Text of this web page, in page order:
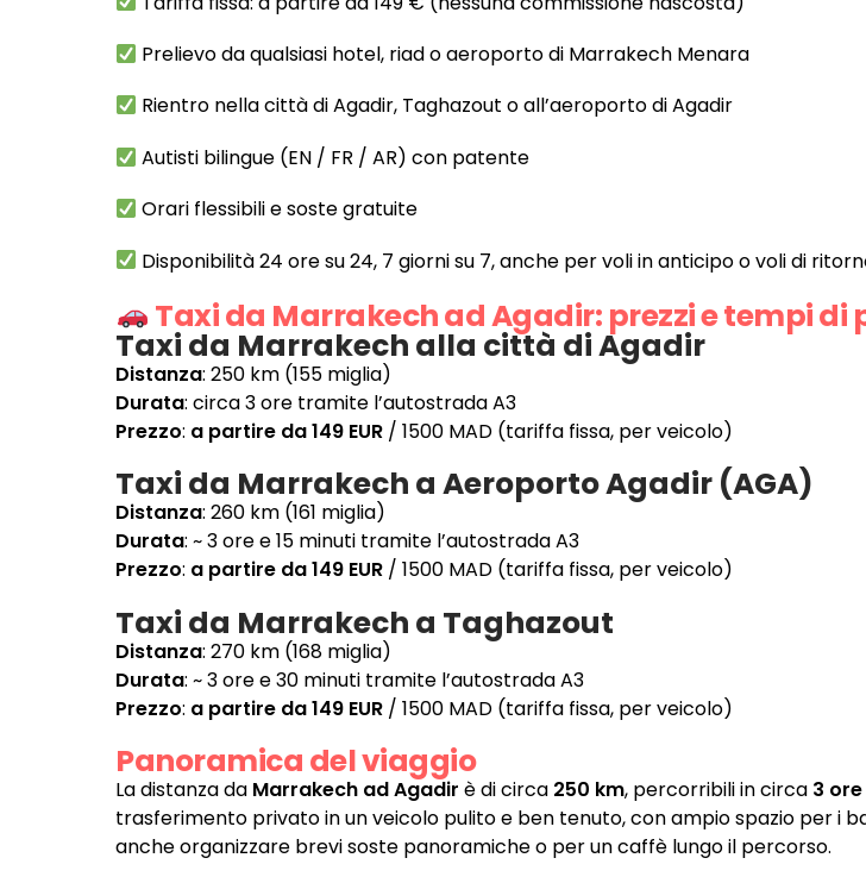
Prelievo da qualsiasi hotel, riad o aeroporto di Marrakech Menara
Rientro nella città di Agadir, Taghazout o all’aeroporto di Agadir
Autisti bilingue (EN / FR / AR) con patente
Orari flessibili e soste gratuite
Disponibilità 24 ore su 24, 7 giorni su 7, anche per voli in anticipo o voli di
Taxi da Marrakech ad Agadir: prezzi e tempi di
Taxi da Marrakech alla città di Agadir
Distanza: 250 km (155 miglia)
Durata: circa 3 ore tramite l’autostrada A3
Prezzo: a partire da 149 EUR / 1500 MAD (tariffa fissa, per veicolo)
Taxi da Marrakech a Aeroporto Agadir (AGA)
Distanza: 260 km (161 miglia)
Durata: ~ 3 ore e 15 minuti tramite l’autostrada A3
Prezzo: a partire da 149 EUR / 1500 MAD (tariffa fissa, per veicolo)
Taxi da Marrakech a Taghazout
Distanza: 270 km (168 miglia)
Durata: ~ 3 ore e 30 minuti tramite l’autostrada A3
Prezzo: a partire da 149 EUR / 1500 MAD (tariffa fissa, per veicolo)
Panoramica del viaggio
La distanza da Marrakech ad Agadir è di circa 250 km, percorribili in circa 3 ore
trasferimento privato in un veicolo pulito e ben tenuto, con ampio spazio per i
anche organizzare brevi soste panoramiche o per un caffè lungo il percorso.